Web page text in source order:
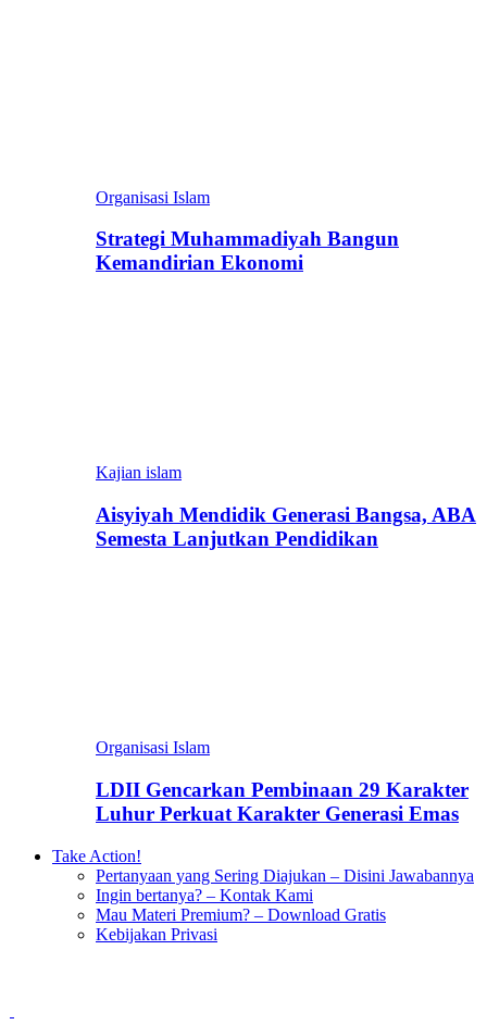
Organisasi Islam
Strategi Muhammadiyah Bangun
Kemandirian Ekonomi
Kajian islam
Aisyiyah Mendidik Generasi Bangsa, ABA
Semesta Lanjutkan Pendidikan
Organisasi Islam
LDII Gencarkan Pembinaan 29 Karakter
Luhur Perkuat Karakter Generasi Emas
Take Action!
Pertanyaan yang Sering Diajukan – Disini Jawabannya
Ingin bertanya? – Kontak Kami
Mau Materi Premium? – Download Gratis
Kebijakan Privasi